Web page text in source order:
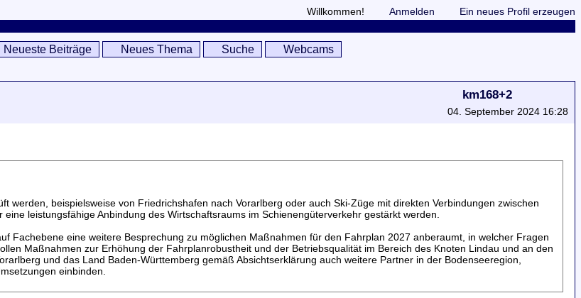
Willkommen! Anmelden Ein neues Profil erzeugen
Neueste Beiträge Neues Thema Suche Webcams
km168+2
04. September 2024 16:28
werden, beispielsweise von Friedrichshafen nach Vorarlberg oder auch Ski-Züge mit direkten Verbindungen zwischen
leistungsfähige Anbindung des Wirtschaftsraums im Schienengüterverkehr gestärkt werden.
Fachebene eine weitere Besprechung zu möglichen Maßnahmen für den Fahrplan 2027 anberaumt, in welcher Fragen
Maßnahmen zur Erhöhung der Fahrplanrobustheit und der Betriebsqualität im Bereich des Knoten Lindau und an den
und das Land Baden-Württemberg gemäß Absichtserklärung auch weitere Partner in der Bodenseeregion,
einbinden.